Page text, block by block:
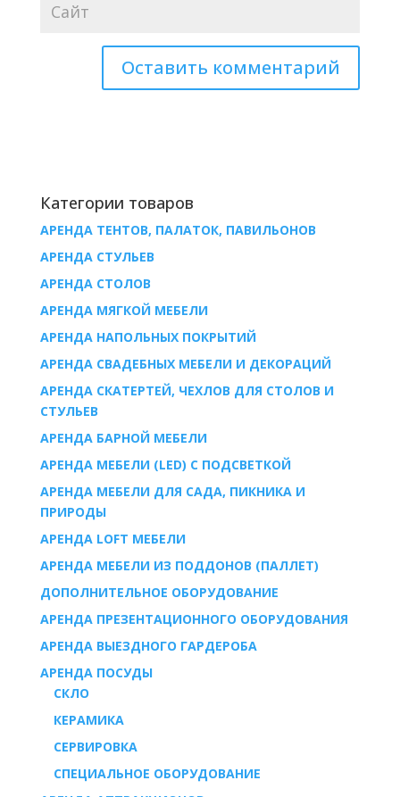
Категории товаров
АРЕНДА ТЕНТОВ, ПАЛАТОК, ПАВИЛЬОНОВ
AРЕНДА СТУЛЬЕВ
AРЕНДА СТОЛОВ
АРЕНДА МЯГКОЙ МЕБЕЛИ
АРЕНДА НАПОЛЬНЫХ ПОКРЫТИЙ
АРЕНДА СВАДЕБНЫХ МЕБЕЛИ И ДЕКОРАЦИЙ
АРЕНДА СКАТЕРТЕЙ, ЧЕХЛОВ ДЛЯ СТОЛОВ И
СТУЛЬЕВ
АРЕНДА БАРНОЙ МЕБЕЛИ
АРЕНДА МЕБЕЛИ (LED) С ПОДСВЕТКОЙ
АРЕНДА МЕБЕЛИ ДЛЯ САДА, ПИКНИКА И
ПРИРОДЫ
АРЕНДА LOFT МЕБЕЛИ
АРЕНДА МЕБЕЛИ ИЗ ПОДДОНОВ (ПАЛЛЕТ)
ДОПОЛНИТЕЛЬНОЕ ОБОРУДОВАНИЕ
АРЕНДА ПРЕЗЕНТАЦИОННОГО ОБОРУДОВАНИЯ
АРЕНДА ВЫЕЗДНОГО ГАРДЕРОБА
AРЕНДА ПОСУДЫ
СКЛО
КЕРАМИКА
СЕРВИРОВКА
СПЕЦИАЛЬНОЕ ОБОРУДОВАНИЕ